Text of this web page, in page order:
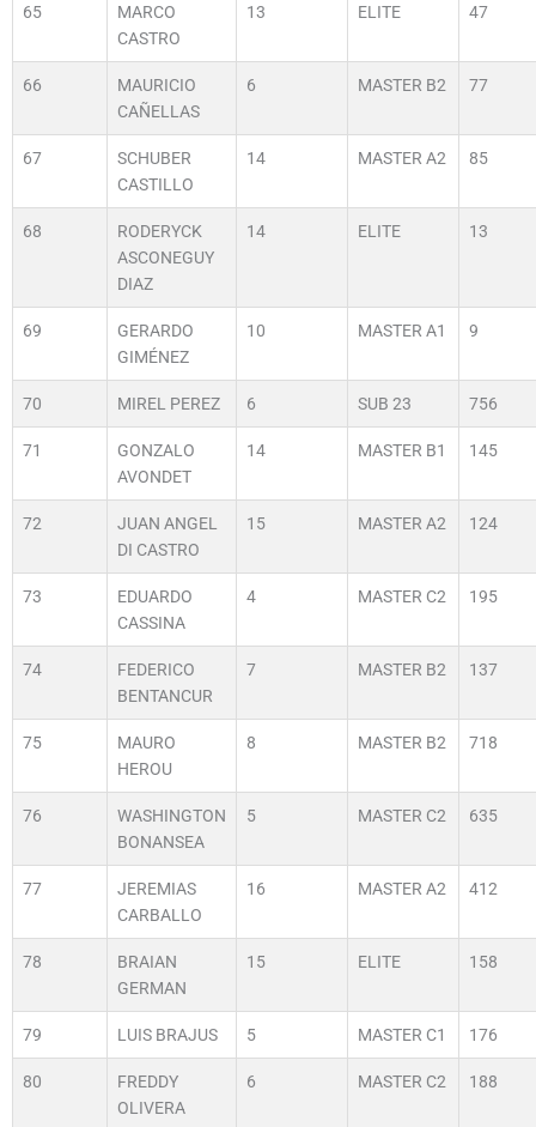
65
MARCO
CASTRO
13 ELITE 47
66
MAURICIO
CAÑELLAS
6 MASTER B2 77
67
SCHUBER
CASTILLO
14 MASTER A2 85
68
RODERYCK
ASCONEGUY
DIAZ
14 ELITE 13
69
GERARDO
GIMÉNEZ
10 MASTER A1 9
70 MIREL PEREZ 6 SUB 23 756
71
GONZALO
AVONDET
14 MASTER B1 145
72
JUAN ANGEL
DI CASTRO
15 MASTER A2 124
73
EDUARDO
CASSINA
4 MASTER C2 195
74
FEDERICO
BENTANCUR
7 MASTER B2 137
75
MAURO
HEROU
8 MASTER B2 718
76
WASHINGTON
BONANSEA
5 MASTER C2 635
77
JEREMIAS
CARBALLO
16 MASTER A2 412
78
BRAIAN
GERMAN
15 ELITE 158
79 LUIS BRAJUS 5 MASTER C1 176
80
FREDDY
OLIVERA
6 MASTER C2 188